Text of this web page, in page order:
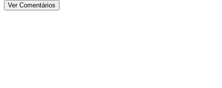
Ver Comentários